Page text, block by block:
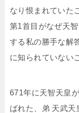
なり恨まれていた
第1首目がなぜ天
する私の勝手な解
に知られていない
671年に天智天皇
ばれた、弟 天武天